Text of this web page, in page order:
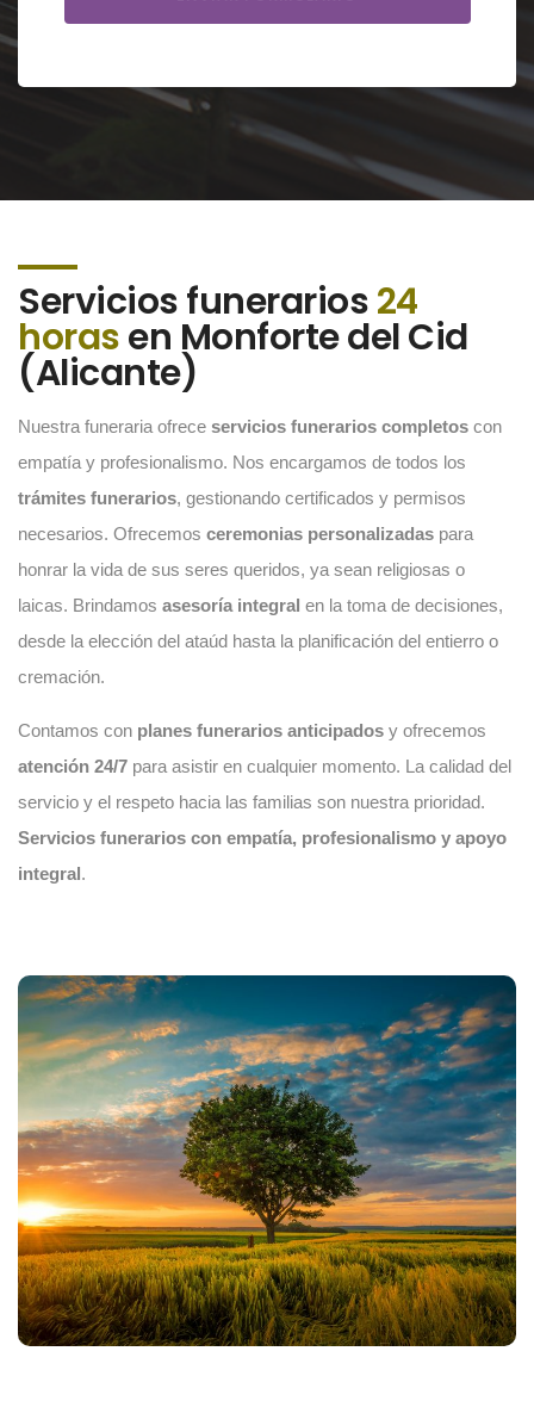
Servicios funerarios24
horasen Monforte del Cid
(Alicante)
Nuestra funeraria ofrece servicios funerarios completos con
empatía y profesionalismo. Nos encargamos de todos los
trámites funerarios, gestionando certificados y permisos
necesarios. Ofrecemos ceremonias personalizadas para
honrar la vida de sus seres queridos, ya sean religiosas o
laicas. Brindamos asesoría integral en la toma de decisiones,
desde la elección del ataúd hasta la planificación del entierro o
cremación.
Contamos con planes funerarios anticipados y ofrecemos
atención 24/7 para asistir en cualquier momento. La calidad del
servicio y el respeto hacia las familias son nuestra prioridad.
Servicios funerarios con empatía, profesionalismo y apoyo
integral.